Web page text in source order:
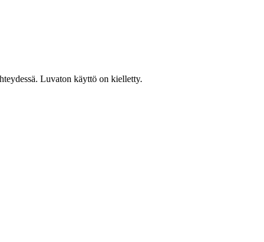
Luvaton käyttö on kielletty.